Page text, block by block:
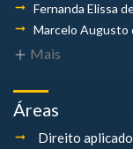
Fernanda Elissa
Marcelo Augusto
Mais
Áreas
Direito